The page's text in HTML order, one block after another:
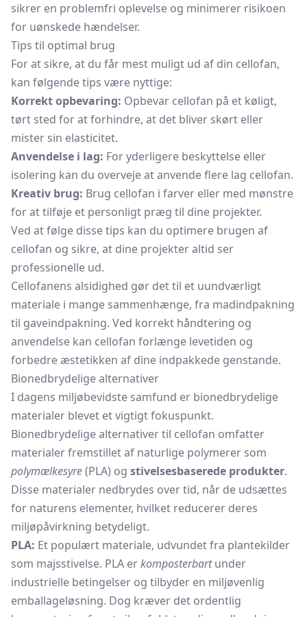
sikrer en problemfri oplevelse og minimerer risikoen
for uønskede hændelser.
Tips til optimal brug
For at sikre, at du får mest muligt ud af din cellofan,
kan følgende tips være nyttige:
Korrekt opbevaring: Opbevar cellofan på et køligt,
tørt sted for at forhindre, at det bliver skørt eller
mister sin elasticitet.
Anvendelse i lag: For yderligere beskyttelse eller
isolering kan du overveje at anvende flere lag cellofan.
Kreativ brug: Brug cellofan i farver eller med mønstre
for at tilføje et personligt præg til dine projekter.
Ved at følge disse tips kan du optimere brugen af
cellofan og sikre, at dine projekter altid ser
professionelle ud.
Cellofanens alsidighed gør det til et uundværligt
materiale i mange sammenhænge, fra madindpakning
til gaveindpakning. Ved korrekt håndtering og
anvendelse kan cellofan forlænge levetiden og
forbedre æstetikken af dine indpakkede genstande.
Bionedbrydelige alternativer
I dagens miljøbevidste samfund er bionedbrydelige
materialer blevet et vigtigt fokuspunkt.
Bionedbrydelige alternativer til cellofan omfatter
materialer fremstillet af naturlige polymerer som
polymælkesyre(PLA) og stivelsesbaserede produkter.
Disse materialer nedbrydes over tid, når de udsættes
for naturens elementer, hvilket reducerer deres
miljøpåvirkning betydeligt.
PLA: Et populært materiale, udvundet fra plantekilder
som majsstivelse. PLA erkomposterbartunder
industrielle betingelser og tilbyder en miljøvenlig
emballageløsning. Dog kræver det ordentlig